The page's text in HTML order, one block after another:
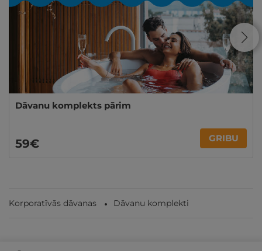
Dāvanu komplekts pārim
59€ GRIBU
Korporatīvās dāvanas Dāvanu komplekti